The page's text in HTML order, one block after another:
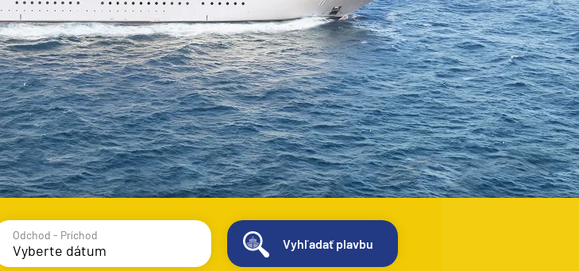
Odchod - Príchod
Vyhľadať plavbu